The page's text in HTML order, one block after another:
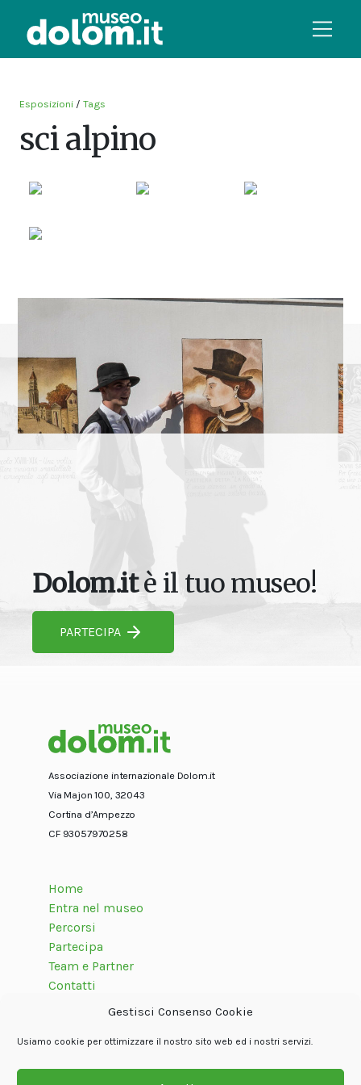
Gestisci Consenso Cookie
Usiamo cookie per ottimizzare il nostro sito web ed i nostri servizi.
Esposizioni / Tags
sci alpino
Dolom.itè il tuo museo!
PARTECIPA
Associazione internazionale Dolom.it
Via Majon 100, 32043
Cortina d’Ampezzo
CF 93057970258
Home
Entra nel museo
Percorsi
Partecipa
Team e Partner
Contatti
Seguici su